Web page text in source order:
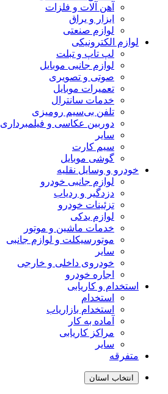
آهن آلات و فلزات
ابزار و یراق
لوازم صنعتی
لوازم الکترونیکی
لپ تاپ و تبلت
لوازم جانبی موبایل
صوتی و تصویری
تعمیرات موبایل
خدمات سانترال
تلفن بی‌سیم رومیزی
دوربین عکاسی و فیلمبرداری
سایر
سیم کارت
گوشی موبایل
خودرو و وسایل نقلیه
لوازم جانبی خودرو
دزدگیر و ردیاب
تزئینات خودرو
لوازم یدکی
خدمات ماشین و موتور
موتورسیکلت و لوازم جانبی
سایر
خودروی داخلی و خارجی
اجاره خودرو
استخدام و کاریابی
استخدام
استخدام بازاریاب
آماده به کار
مراکز کاریابی
سایر
متفرقه
انتخاب استان